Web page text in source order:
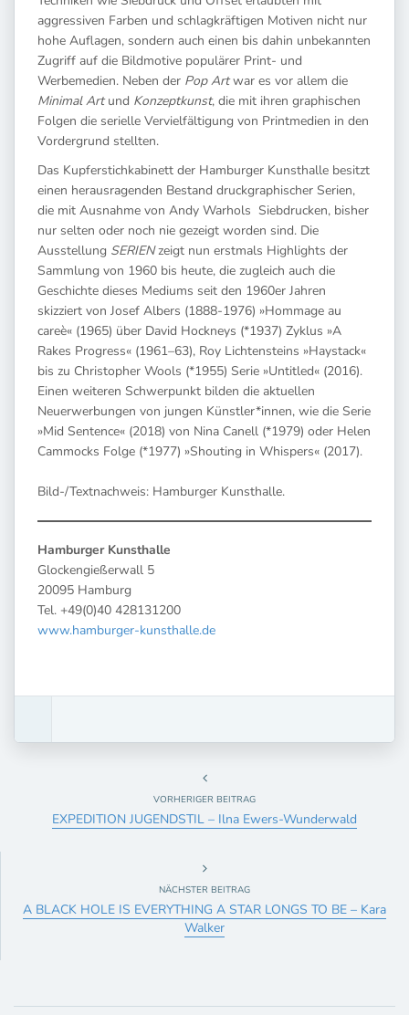
aggressiven Farben und schlagkräftigen Motiven nicht nur
hohe Auflagen, sondern auch einen bis dahin unbekannten
Zugriff auf die Bildmotive populärer Print- und
Werbemedien. Neben der Pop Artwar es vor allem die
Minimal Artund Konzeptkunst, die mit ihren graphischen
Folgen die serielle Vervielfältigung von Printmedien in den
Vordergrund stellten.
Das Kupferstichkabinett der Hamburger Kunsthalle besitzt
einen herausragenden Bestand druckgraphischer Serien,
die mit Ausnahme von Andy Warhols Siebdrucken, bisher
nur selten oder noch nie gezeigt worden sind. Die
Ausstellung SERIENzeigt nun erstmals Highlights der
Sammlung von 1960 bis heute, die zugleich auch die
Geschichte dieses Mediums seit den 1960er Jahren
skizziert von Josef Albers (1888-1976) »Hommage au
careè« (1965) über David Hockneys (*1937) Zyklus »A
Rakes Progress« (1961–63), Roy Lichtensteins »Haystack«
bis zu Christopher Wools (*1955) Serie »Untitled« (2016).
Einen weiteren Schwerpunkt bilden die aktuellen
Neuerwerbungen von jungen Künstler*innen, wie die Serie
»Mid Sentence« (2018) von Nina Canell (*1979) oder Helen
Cammocks Folge (*1977) »Shouting in Whispers« (2017).
Bild-/Textnachweis: Hamburger Kunsthalle.
Hamburger Kunsthalle
Glockengießerwall 5
20095 Hamburg
Tel. +49(0)40 428131200
www.hamburger-kunsthalle.de
VORHERIGER BEITRAG
EXPEDITION JUGENDSTIL – Ilna Ewers-Wunderwald
NÄCHSTER BEITRAG
A BLACK HOLE IS EVERYTHING A STAR LONGS TO BE – Kara
Walker